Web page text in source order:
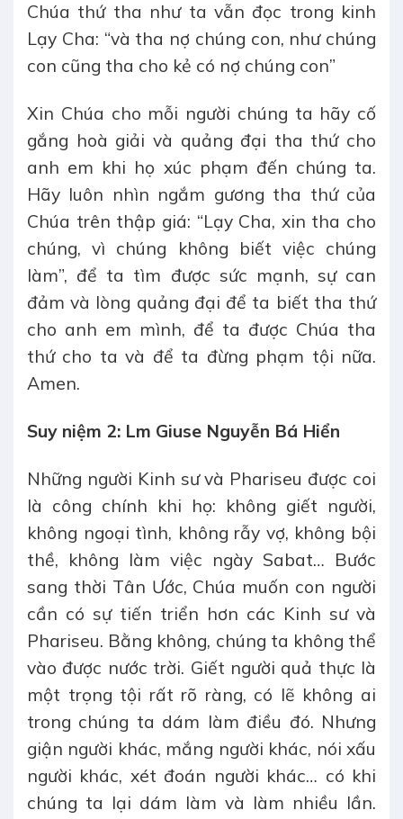
Chúa thứ tha như ta vẫn đọc trong kinh
Lạy Cha: “và tha nợ chúng con, như chúng
con cũng tha cho kẻ có nợ chúng con”
Xin Chúa cho mỗi người chúng ta hãy cố
gắng hoà giải và quảng đại tha thứ cho
anh em khi họ xúc phạm đến chúng ta.
Hãy luôn nhìn ngắm gương tha thứ của
Chúa trên thập giá: “Lạy Cha, xin tha cho
chúng, vì chúng không biết việc chúng
làm”, để ta tìm được sức mạnh, sự can
đảm và lòng quảng đại để ta biết tha thứ
cho anh em mình, để ta được Chúa tha
thứ cho ta và để ta đừng phạm tội nữa.
Amen.
Suy niệm 2: Lm Giuse Nguyễn Bá Hiển
Những người Kinh sư và Phariseu được coi
là công chính khi họ: không giết người,
không ngoại tình, không rẫy vợ, không bội
thề, không làm việc ngày Sabat… Bước
sang thời Tân Ước, Chúa muốn con người
cần có sự tiến triển hơn các Kinh sư và
Phariseu. Bằng không, chúng ta không thể
vào được nước trời. Giết người quả thực là
một trọng tội rất rõ ràng, có lẽ không ai
trong chúng ta dám làm điều đó. Nhưng
giận người khác, mắng người khác, nói xấu
người khác, xét đoán người khác… có khi
chúng ta lại dám làm và làm nhiều lần.